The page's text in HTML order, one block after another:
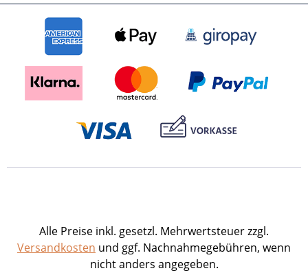
Alle Preise inkl. gesetzl. Mehrwertsteuer zzgl.
Versandkosten und ggf. Nachnahmegebühren, wenn
nicht anders angegeben.